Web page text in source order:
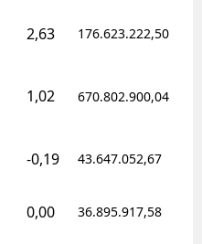
Batman
Yalova
2,63 176.623.222,50
1,02 670.802.900,04
-0,19 43.647.052,67
0,00 36.895.917,58